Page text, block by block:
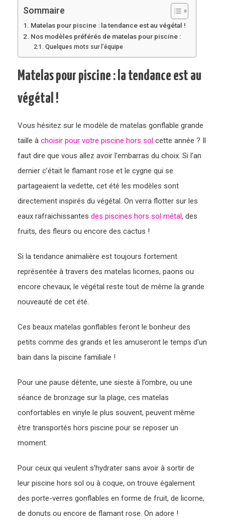
Sommaire
Matelas pour piscine : la tendance est au végétal !
Nos modèles préférés de matelas pour piscine :
Quelques mots sur l’équipe
Matelas pour piscine : la tendance est au
végétal !
Vous hésitez sur le modèle de matelas gonflable grande
taille à choisir pour votre piscine hors sol cette année ? Il
faut dire que vous allez avoir l’embarras du choix. Si l’an
dernier c’était le flamant rose et le cygne qui se
partageaient la vedette, cet été les modèles sont
directement inspirés du végétal. On verra flotter sur les
eaux rafraichissantes des piscines hors sol métal, des
fruits, des fleurs ou encore des cactus !
Si la tendance animalière est toujours fortement
représentée à travers des matelas licornes, paons ou
encore chevaux, le végétal reste tout de même la grande
nouveauté de cet été.
Ces beaux matelas gonflables feront le bonheur des
petits comme des grands et les amuseront le temps d’un
bain dans la piscine familiale !
Pour une pause détente, une sieste à l’ombre, ou une
séance de bronzage sur la plage, ces matelas
confortables en vinyle le plus souvent, peuvent même
être transportés hors piscine pour se reposer un
moment.
Pour ceux qui veulent s’hydrater sans avoir à sortir de
leur piscine hors sol ou à coque, on trouve également
des porte-verres gonflables en forme de fruit, de licorne,
de donuts ou encore de flamant rose. On adore !